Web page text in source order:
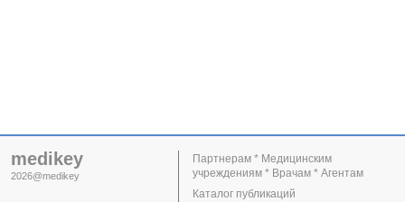
medikey
2026@medikey
Партнерам * Медицинским
учреждениям * Врачам * Агентам
Каталог публикаций